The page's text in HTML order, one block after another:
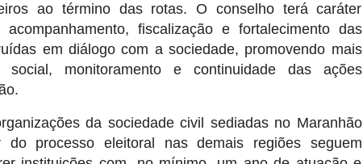
ao término das rotas. O conselho terá caráter
fiscalização e fortalecimento das
em diálogo com a sociedade, promovendo mais
social, monitoramento e continuidade das ações
da sociedade civil sediadas no Maranhão
do processo eleitoral nas demais regiões seguem